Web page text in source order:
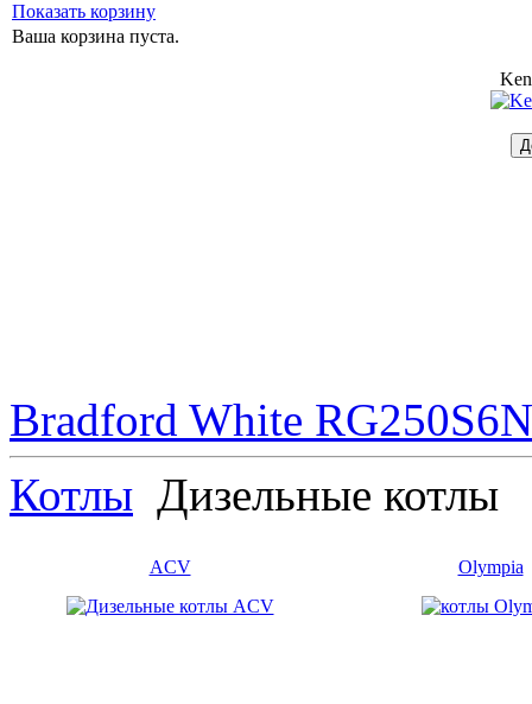
Показать корзину
Ваша корзина пуста.
Bradford White
Котлы Дизельные котлы
ACV Olympia